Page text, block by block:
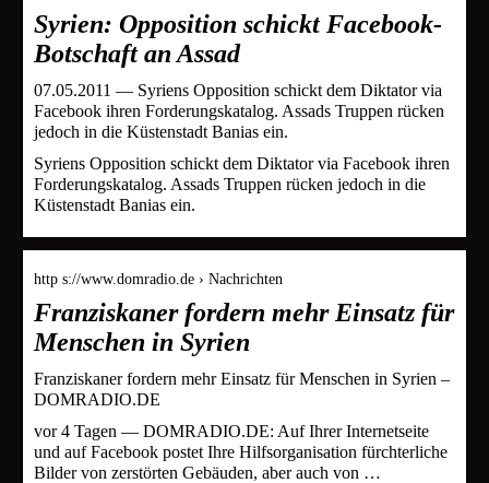
Syrien: Opposition schickt Facebook-
Botschaft an Assad
07.05.2011 — Syriens Opposition schickt dem Diktator via
Facebook ihren Forderungskatalog. Assads Truppen rücken
jedoch in die Küstenstadt Banias ein.
Syriens Opposition schickt dem Diktator via Facebook ihren
Forderungskatalog. Assads Truppen rücken jedoch in die
Küstenstadt Banias ein.
http s://www.domradio.de › Nachrichten
Franziskaner fordern mehr Einsatz für
Menschen in Syrien
Franziskaner fordern mehr Einsatz für Menschen in Syrien –
DOMRADIO.DE
vor 4 Tagen — DOMRADIO.DE: Auf Ihrer Internetseite
und auf Facebook postet Ihre Hilfsorganisation fürchterliche
Bilder von zerstörten Gebäuden, aber auch von …